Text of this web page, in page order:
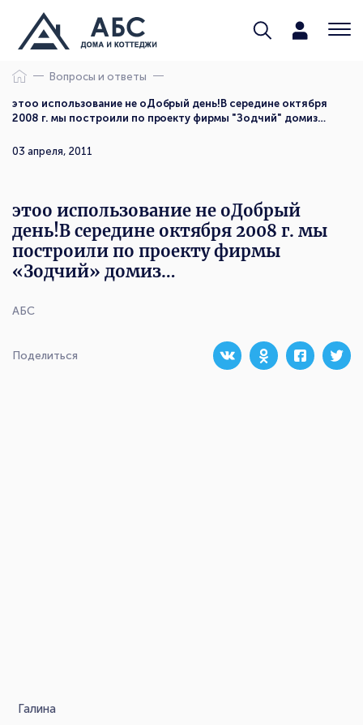
Вопросы и ответы
этоо использование не оДобрый день!В середине октября
2008 г. мы построили по проекту фирмы "Зодчий" домиз…
АБС
03 апреля, 2011
этоо использование не оДобрый
день!В середине октября 2008 г. мы
построили по проекту фирмы
«Зодчий» домиз…
Поделиться
Галина